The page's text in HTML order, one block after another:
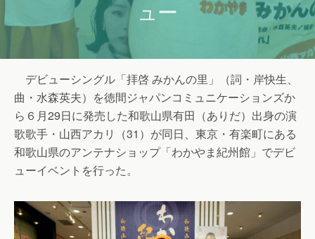
ュー
デビューシングル「拝啓 みかんの里」（詞・岸快生、
曲・水森英夫）を徳間ジャパンコミュニケーションズか
ら６月29日に発売した和歌山県有田（ありだ）出身の演
歌歌手・山西アカリ（31）が同日、東京・有楽町にある
和歌山県のアンテナショップ「わかやま紀州館」でデビ
ューイベントを行った。